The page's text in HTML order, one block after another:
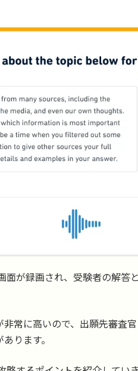
面が録画され、受験者の解答
常に高いので、出願先審査
ります。